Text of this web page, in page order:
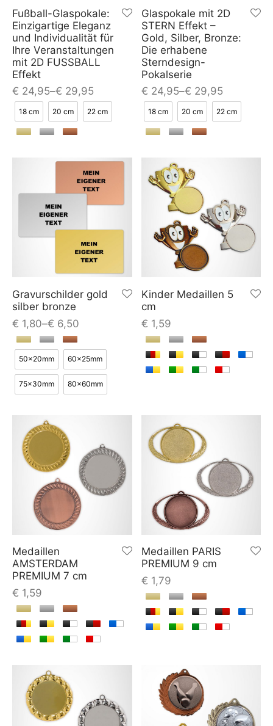
Fußball-Glaspokale:
Einzigartige Eleganz
und Individualität für
Ihre Veranstaltungen
mit 2D FUSSBALL
Effekt
€ 24,95–€ 29,95
18 cm 20 cm 22 cm
Glaspokale mit 2D
STERN Effekt –
Gold, Silber, Bronze:
Die erhabene
Sterndesign-
Pokalserie
€ 24,95–€ 29,95
18 cm 20 cm 22 cm
Gravurschilder gold
silber bronze
€ 1,80–€ 6,50
50x20mm 60x25mm
75x30mm 80x60mm
Kinder Medaillen 5
cm
€ 1,59
Medaillen
AMSTERDAM
PREMIUM 7 cm
€ 1,59
Medaillen PARIS
PREMIUM 9 cm
€ 1,79